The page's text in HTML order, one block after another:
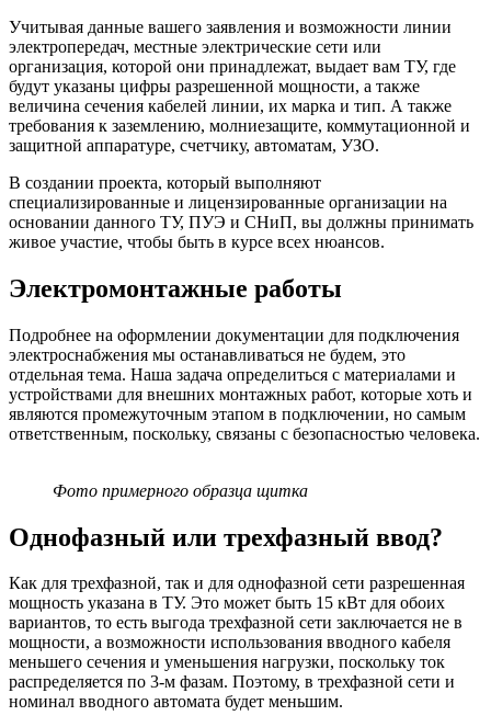
Учитывая данные вашего заявления и возможности линии
электропередач, местные электрические сети или
организация, которой они принадлежат, выдает вам ТУ, где
будут указаны цифры разрешенной мощности, а также
величина сечения кабелей линии, их марка и тип. А также
требования к заземлению, молниезащите, коммутационной и
защитной аппаратуре, счетчику, автоматам, УЗО.
В создании проекта, который выполняют
специализированные и лицензированные организации на
основании данного ТУ, ПУЭ и СНиП, вы должны принимать
живое участие, чтобы быть в курсе всех нюансов.
Электромонтажные работы
Подробнее на оформлении документации для подключения
электроснабжения мы останавливаться не будем, это
отдельная тема. Наша задача определиться с материалами и
устройствами для внешних монтажных работ, которые хоть и
являются промежуточным этапом в подключении, но самым
ответственным, поскольку, связаны с безопасностью человека.
Фото примерного образца щитка
Однофазный или трехфазный ввод?
Как для трехфазной, так и для однофазной сети разрешенная
мощность указана в ТУ. Это может быть 15 кВт для обоих
вариантов, то есть выгода трехфазной сети заключается не в
мощности, а возможности использования вводного кабеля
меньшего сечения и уменьшения нагрузки, поскольку ток
распределяется по 3-м фазам. Поэтому, в трехфазной сети и
номинал вводного автомата будет меньшим.